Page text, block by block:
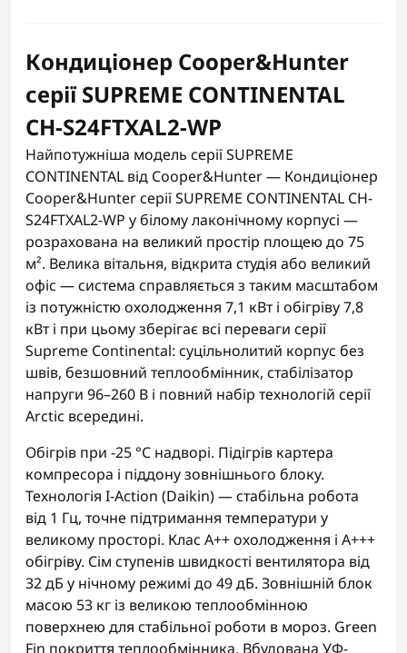
Кондиціонер Cooper&Hunter
серії SUPREME CONTINENTAL
CH-S24FTXAL2-WP
Найпотужніша модель серії SUPREME
CONTINENTAL від Cooper&Hunter — Кондиціонер
Cooper&Hunter серії SUPREME CONTINENTAL CH-
S24FTXAL2-WP у білому лаконічному корпусі —
розрахована на великий простір площею до 75
м². Велика вітальня, відкрита студія або великий
офіс — система справляється з таким масштабом
із потужністю охолодження 7,1 кВт і обігріву 7,8
кВт і при цьому зберігає всі переваги серії
Supreme Continental: суцільнолитий корпус без
швів, безшовний теплообмінник, стабілізатор
напруги 96–260 В і повний набір технологій серії
Arctic всередині.
Обігрів при -25 °C надворі. Підігрів картера
компресора і піддону зовнішнього блоку.
Технологія I-Action (Daikin) — стабільна робота
від 1 Гц, точне підтримання температури у
великому просторі. Клас A++ охолодження і A+++
обігріву. Сім ступенів швидкості вентилятора від
32 дБ у нічному режимі до 49 дБ. Зовнішній блок
масою 53 кг із великою теплообмінною
поверхнею для стабільної роботи в мороз. Green
Fin покриття теплообмінника. Вбудована УФ-